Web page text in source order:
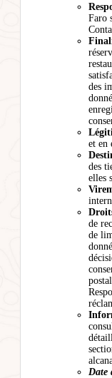
Faro
des
et en
des
elles
de
de
Date